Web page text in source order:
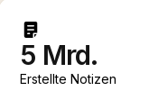
5 Mrd.
Erstellte Notizen